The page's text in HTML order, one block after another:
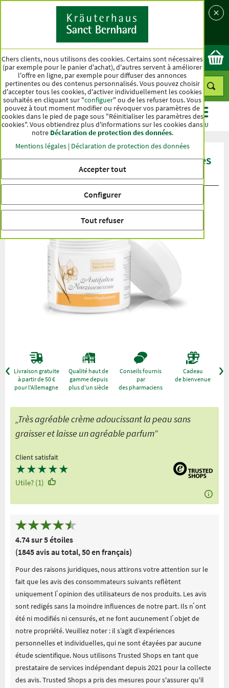
Pays
Ok
CATÉGORIES OFFRES BEST-SELLER MENU
Évaluation du produit Crème antirides
au narcisse
Livraison gratuite
à partir de 50 €
pour l'Allemagne
Qualité haut de
gamme depuis
plus d'un siècle
Conseils fournis
par
des pharmaciens
Cadeau
de bienvenue
„Très agréable crème adoucissant la peau sans
graisser et laisse un agréable parfum”
Client satisfait
★★★★★
Utile? (1)
4.74 sur 5 étoiles
(1845 avis au total, 50 en français)
Pour des raisons juridiques, nous attirons votre attention sur le
fait que les avis des consommateurs suivants reflètent
uniquement l ́opinion des utilisateurs de nos produits. Les avis
sont redigés sans la moindre influences de notre part. Ils n ́ont
été ni modifiés ni censurés, et ne font aucunement l ́objet de
notre propriété. Veuillez noter : il s’agit d’expériences
personnelles et individuelles, qui ne sont étayées par aucune
étude scientifique. Nous utilisons Trusted Shops en tant que
prestataire de services indépendant depuis 2021 pour la collecte
des avis. Trusted Shops a pris des mesures pour s'assurer qu'il
Chers clients, nous utilisons des cookies. Certains sont nécessaires
(par exemple pour le panier d'achat), d'autres servent à améliorer
l'offre en ligne, par exemple pour diffuser des annonces
pertinentes ou des contenus personnalisés. Vous pouvez choisir
d'accepter tous les cookies, d'activer individuellement les cookies
souhaités en cliquant sur "configuer" ou de les refuser tous. Vous
pouvez à tout moment modifier ou révoquer vos paramètres de
cookies dans le pied de page sous "Réinitialiser les paramètres des
cookies". Vous obtiendrez plus d'informations sur les cookies dans
notre Déclaration de protection des données.
Mentions légales| Déclaration de protection des données
Accepter tout
Configurer
Tout refuser